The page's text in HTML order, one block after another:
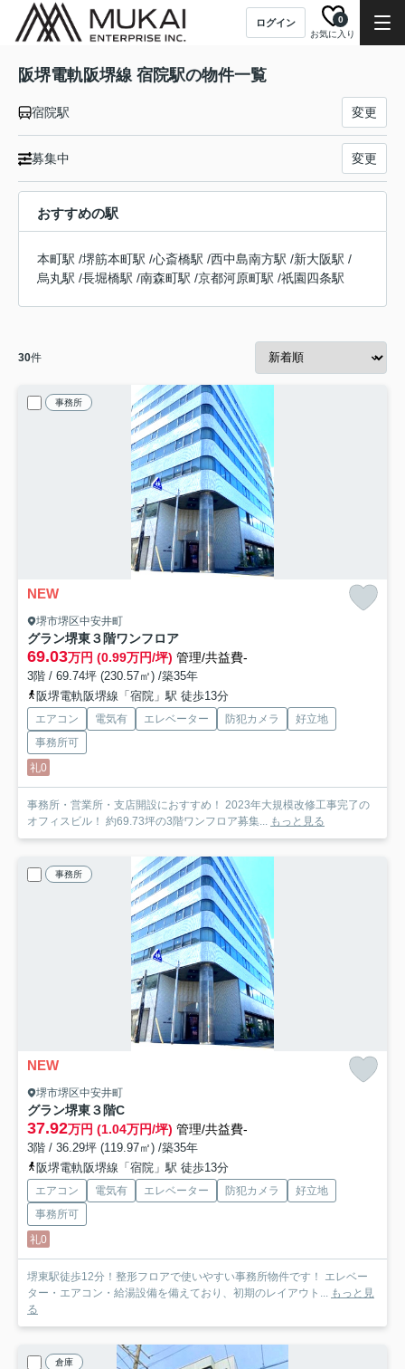
ログイン
お気に入り
0
阪堺電軌阪堺線 宿院駅の物件一覧
宿院駅 変更
募集中 変更
おすすめの駅
本町駅 /堺筋本町駅 /心斎橋駅 /西中島南方駅 /新大阪駅 /
烏丸駅 /長堀橋駅 /南森町駅 /京都河原町駅 /祇園四条駅
30件
事務所
NEW
堺市堺区中安井町
グラン堺東３階ワンフロア
69.03万円 (0.99万円/坪) 管理/共益費-
3階 / 69.74坪 (230.57㎡) /築35年
阪堺電軌阪堺線「宿院」駅 徒歩13分
エアコン 電気有 エレベーター 防犯カメラ
好立地
事務所可
礼0
事務所・営業所・支店開設におすすめ！ 2023年大規模改修工事完了の
オフィスビル！ 約69.73坪の3階ワンフロア募集... もっと見る
事務所
NEW
堺市堺区中安井町
グラン堺東３階C
37.92万円 (1.04万円/坪) 管理/共益費-
3階 / 36.29坪 (119.97㎡) /築35年
阪堺電軌阪堺線「宿院」駅 徒歩13分
エアコン 電気有 エレベーター 防犯カメラ
好立地
事務所可
礼0
堺東駅徒歩12分！整形フロアで使いやすい事務所物件です！ エレベー
ター・エアコン・給湯設備を備えており、初期のレイアウト... もっと見
る
倉庫